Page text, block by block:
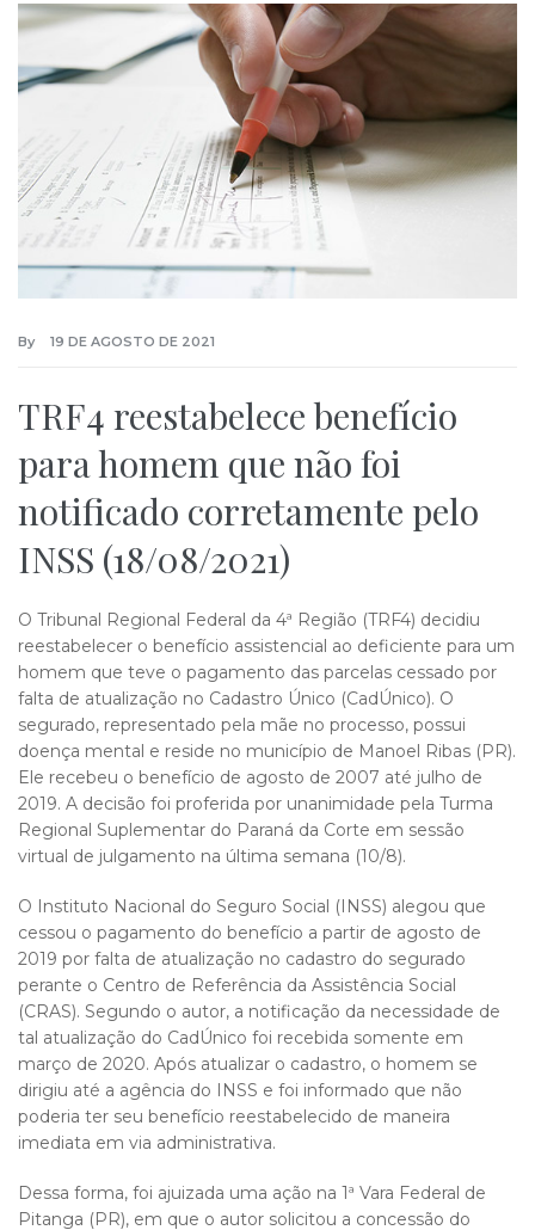
By 19 DE AGOSTO DE 2021
TRF4 reestabelece benefício
para homem que não foi
notificado corretamente pelo
INSS (18/08/2021)
O Tribunal Regional Federal da 4ª Região (TRF4) decidiu
reestabelecer o benefício assistencial ao deficiente para um
homem que teve o pagamento das parcelas cessado por
falta de atualização no Cadastro Único (CadÚnico). O
segurado, representado pela mãe no processo, possui
doença mental e reside no município de Manoel Ribas (PR).
Ele recebeu o benefício de agosto de 2007 até julho de
2019. A decisão foi proferida por unanimidade pela Turma
Regional Suplementar do Paraná da Corte em sessão
virtual de julgamento na última semana (10/8).
O Instituto Nacional do Seguro Social (INSS) alegou que
cessou o pagamento do benefício a partir de agosto de
2019 por falta de atualização no cadastro do segurado
perante o Centro de Referência da Assistência Social
(CRAS). Segundo o autor, a notificação da necessidade de
tal atualização do CadÚnico foi recebida somente em
março de 2020. Após atualizar o cadastro, o homem se
dirigiu até a agência do INSS e foi informado que não
poderia ter seu benefício reestabelecido de maneira
imediata em via administrativa.
Dessa forma, foi ajuizada uma ação na 1ª Vara Federal de
Pitanga (PR), em que o autor solicitou a concessão do